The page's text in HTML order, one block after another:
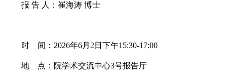
报 告 人：崔海涛 博士
时 间：2026年6月2日下午15:30-17:00
地 点：院学术交流中心3号报告厅